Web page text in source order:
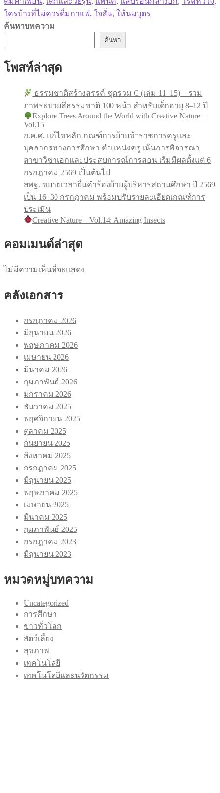
ใครบ้างที่ไม่ควรดื่มกาแฟ, ใจสั่น, ให้นมบุตร
ค้นหาบทความ
ค้นหา
โพสท์ล่าสุด
ธรรมชาติสร้างสรรค์ ชุดรวม C (เล่ม 11–15) – รวม
ภาพระบายสีธรรมชาติ 100 หน้า สำหรับเด็กอายุ 8–12 ปี
Explore Trees Around the World with Creative Nature –
Vol.15
ก.ค.ศ. แก้ไขหลักเกณฑ์การย้ายข้าราชการครูและ
บุคลากรทางการศึกษา ตำแหน่งครู เน้นการพิจารณา
สาขาวิชาเอกและประสบการณ์การสอน เริ่มมีผลตั้งแต่ 6
กรกฎาคม 2569 เป็นต้นไป
สพฐ. ขยายเวลายื่นคำร้องย้ายผู้บริหารสถานศึกษา ปี 2569
เป็น 16–30 กรกฎาคม พร้อมปรับรายละเอียดเกณฑ์การ
ประเมิน
Creative Nature – Vol.14: Amazing Insects
คอมเมนด์ล่าสุด
ไม่มีความเห็นที่จะแสดง
คลังเอกสาร
กรกฎาคม 2026
มิถุนายน 2026
พฤษภาคม 2026
เมษายน 2026
มีนาคม 2026
กุมภาพันธ์ 2026
มกราคม 2026
ธันวาคม 2025
พฤศจิกายน 2025
ตุลาคม 2025
กันยายน 2025
สิงหาคม 2025
กรกฎาคม 2025
มิถุนายน 2025
พฤษภาคม 2025
เมษายน 2025
มีนาคม 2025
กุมภาพันธ์ 2025
กรกฎาคม 2023
มิถุนายน 2023
หมวดหมู่บทความ
Uncategorized
การศึกษา
ข่าวทั่วโลก
สัตว์เลี้ยง
สุขภาพ
เทคโนโลยี
เทคโนโลยีและนวัตกรรม